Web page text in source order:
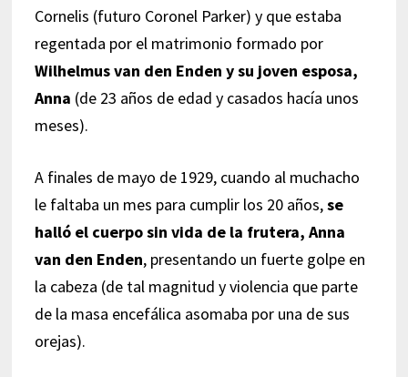
Cornelis (futuro Coronel Parker) y que estaba
regentada por el matrimonio formado por
Wilhelmus van den Enden y su joven esposa,
Anna (de 23 años de edad y casados hacía unos
meses).
A finales de mayo de 1929, cuando al muchacho
le faltaba un mes para cumplir los 20 años,se
halló el cuerpo sin vida de la frutera, Anna
van den Enden, presentando un fuerte golpe en
la cabeza (de tal magnitud y violencia que parte
de la masa encefálica asomaba por una de sus
orejas).